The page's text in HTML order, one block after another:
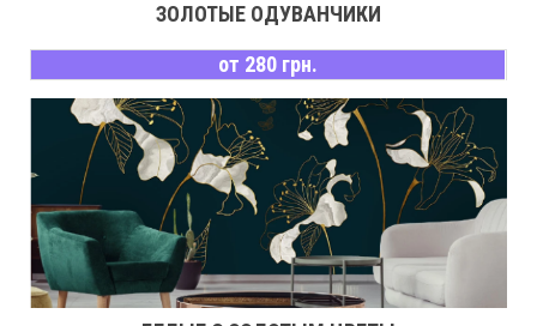
ЗОЛОТЫЕ ОДУВАНЧИКИ
от 280 грн.